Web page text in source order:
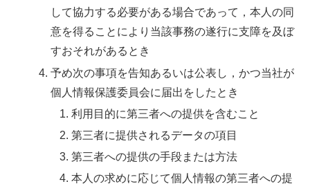
して協力する必要がある場合であって，本人の同
意を得ることにより当該事務の遂行に支障を及ぼ
すおそれがあるとき
予め次の事項を告知あるいは公表し，かつ当社が
個人情報保護委員会に届出をしたとき
利用目的に第三者への提供を含むこと
第三者に提供されるデータの項目
第三者への提供の手段または方法
本人の求めに応じて個人情報の第三者への提